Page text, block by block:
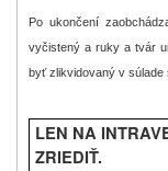
Po ukončení
vyčistený a ruky a tvár
byť zlikvidovaný v súlade
LEN NA
ZRIEDIŤ.